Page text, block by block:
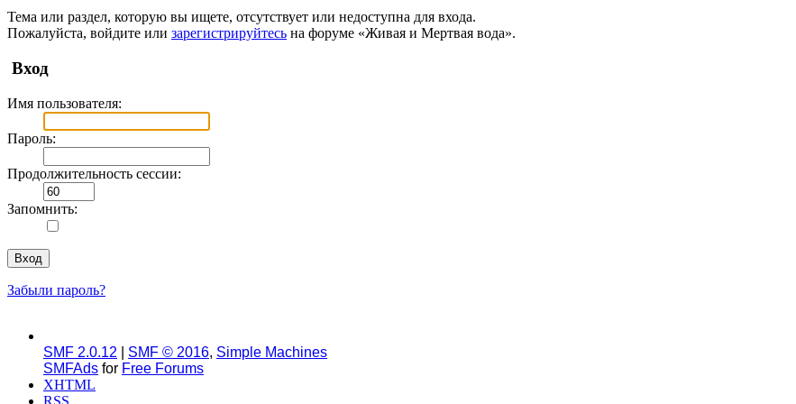
Тема или раздел, которую вы ищете, отсутствует или недоступна для входа.
Пожалуйста, войдите или зарегистрируйтесь на форуме «Живая и Мертвая вода».
Вход
Имя пользователя:
Пароль:
Продолжительность сессии:
Запомнить:
Забыли пароль?
SMF 2.0.12 SMF © 2016, Simple Machines
SMFAds for Free Forums
XHTML
RSS